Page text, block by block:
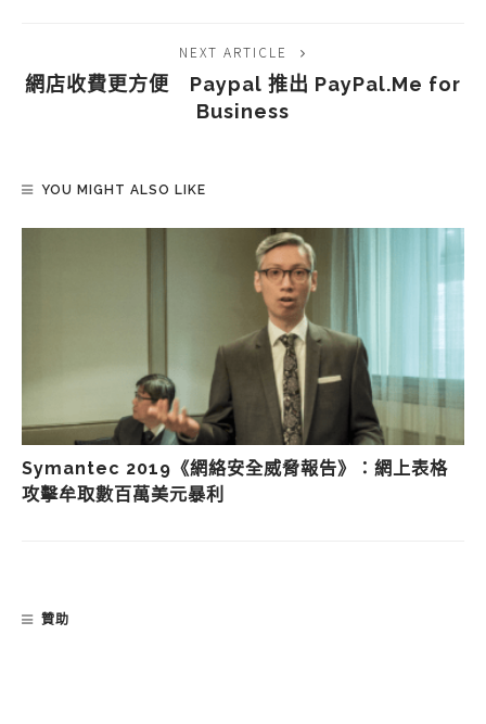
NEXT ARTICLE
網店收費更方便 Paypal 推出 PayPal.Me for
Business
YOU MIGHT ALSO LIKE
Symantec 2019《網絡安全威脅報告》：網上表格
攻擊牟取數百萬美元暴利
贊助